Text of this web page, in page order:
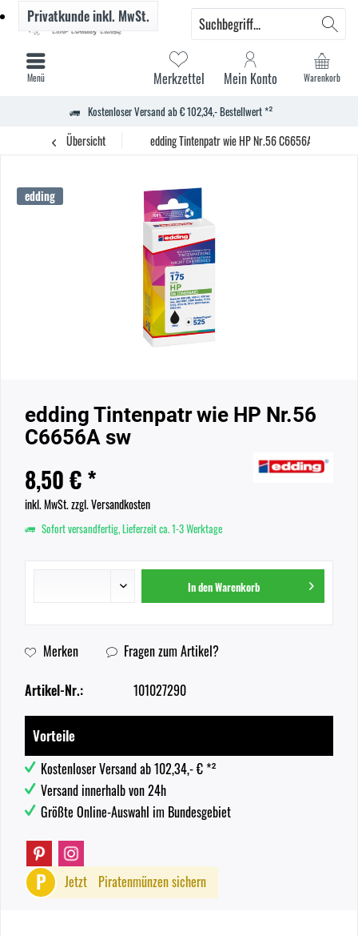
Kostenloser Versand ab € 102,34,- Bestellwert *²
Warenkorb
Merkzettel Mein Konto
Privatkundeinkl. MwSt.
Menü
Übersicht edding Tintenpatr wie HP Nr.56 C6656A sw
edding
edding Tintenpatr wie HP Nr.56
C6656A sw
8,50 € *
inkl. MwSt.zzgl. Versandkosten
Sofort versandfertig, Lieferzeit ca. 1-3 Werktage
In denWarenkorb
Merken Fragen zum Artikel?
Artikel-Nr.: 101027290
Vorteile
Kostenloser Versand ab 102,34,- € *²
Versand innerhalb von 24h
Größte Online-Auswahl im Bundesgebiet
P Jetzt Piratenmünzen sichern